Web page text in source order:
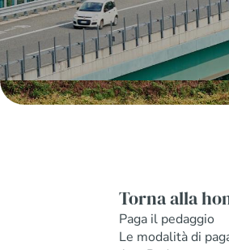
Torna alla
Paga il pedaggio
Le modalità di